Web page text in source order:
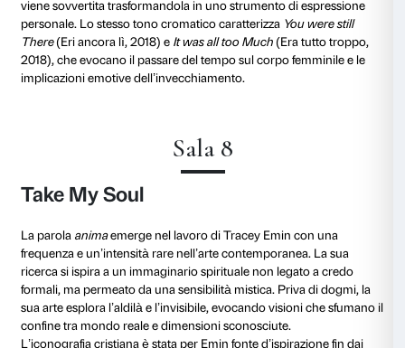
del 2017, in bronzo con patina di nitrato d’argento:
more(Ti ho voluto ancora), e In my defence – I
(In mia difesa: ho pensato solo a te).
Il linguaggio è parte integrante della pratica di
Dichiaratamente femminista, Emin utilizza materiali
della sua narrazione e con calicò e trapunte,
alla manualità femminile, dà forma alle parole,
con cuciture irregolari e frasi a volte volutamente
tecnica sfida la tradizionale definizione di “arte”, a
maschile.